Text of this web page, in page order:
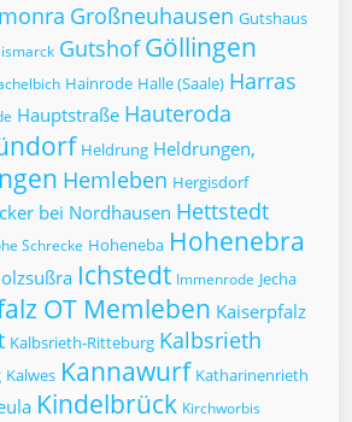
Großneuhausen Gutshaus
Gutshof Göllingen
Hainrode Halle (Saale) Harras
Hauptstraße Hauteroda
Heldrung Heldrungen,
Hemleben Hergisdorf
bei Nordhausen Hettstedt
Schrecke Hoheneba Hohenebra
Ichstedt Immenrode Jecha
OT Memleben Kaiserpfalz
Kalbsrieth-Ritteburg Kalbsrieth
Kalwes Kannawurf Katharinenrieth
Kindelbrück Kirchworbis